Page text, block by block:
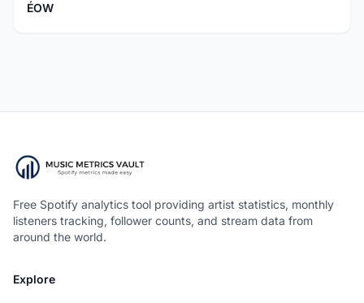
ÉOW
Free Spotify analytics tool providing artist statistics, monthly
listeners tracking, follower counts, and stream data from
around the world.
Explore